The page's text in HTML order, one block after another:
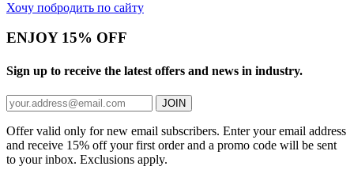
Хочу побродить по сайту
ENJOY 15% OFF
Sign up to receive the latest offers and news in industry.
JOIN
Offer valid only for new email subscribers. Enter your email address
and receive 15% off your first order and a promo code will be sent
to your inbox. Exclusions apply.